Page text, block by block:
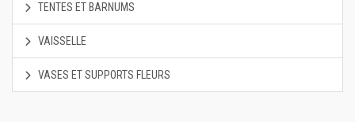
TENTES ET BARNUMS
VAISSELLE
VASES ET SUPPORTS FLEURS